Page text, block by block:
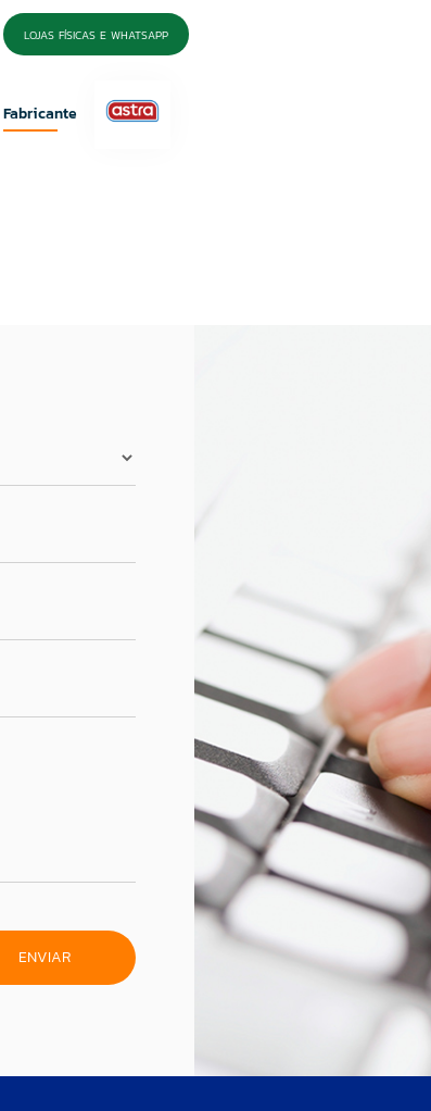
LOJAS FÍSICAS E WHATSAPP
Fabricante